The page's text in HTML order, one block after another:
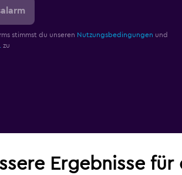
stimmst du unseren Nutzungsbedingungen und
zu
Ergebnisse